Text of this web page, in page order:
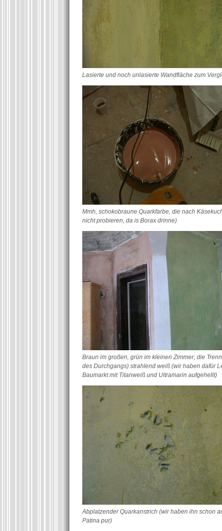
Lasierte und noch unlasierte Wandfläche zum
Mmh, schokobraune Quarkfarbe, die nach
nicht probieren, da is Borax drinne)
Braun im großen, grün im kleinen Zimmer; die
des Durchgangs) strahlend weiß (wir haben dafür
Baumarkt mit Titanweiß und Ultramarin aufgehellt)
Abplatzender Quarkanstrich (wir haben ihn schon
Patina pur)